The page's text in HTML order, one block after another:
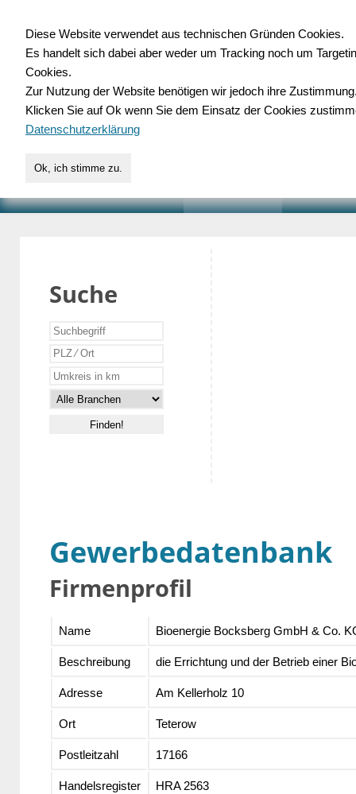
für Handwerk,
Suche
Gewerbedatenbank
Firmenprofil
Name Bioenergie Bocksberg GmbH & Co.
Beschreibung die Errichtung und der Betrieb einer
Adresse Am Kellerholz 10
Ort Teterow
Postleitzahl 17166
Handelsregister HRA 2563
Diese Website verwendet aus technischen Gründen Cookies.
Es handelt sich dabei aber weder um Tracking noch um
Cookies.
Zur Nutzung der Website benötigen wir jedoch ihre
Klicken Sie auf Ok wenn Sie dem Einsatz der Cookies
Datenschutzerklärung
Ok, ich stimme zu.